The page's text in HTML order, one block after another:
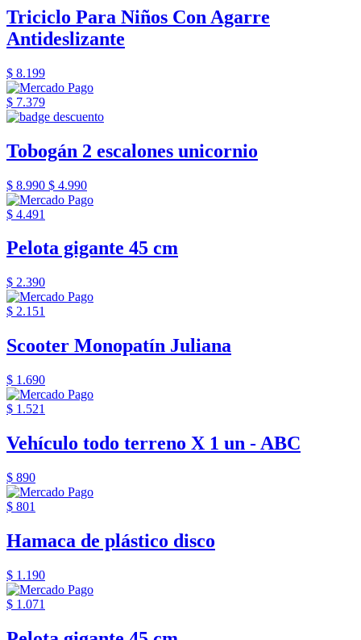
Triciclo Para Niños Con Agarre
Antideslizante
$ 8.199
$ 7.379
Tobogán 2 escalones unicornio
$ 8.990 $ 4.990
$ 4.491
Pelota gigante 45 cm
$ 2.390
$ 2.151
Scooter Monopatín Juliana
$ 1.690
$ 1.521
Vehículo todo terreno X 1 un - ABC
$ 890
$ 801
Hamaca de plástico disco
$ 1.190
$ 1.071